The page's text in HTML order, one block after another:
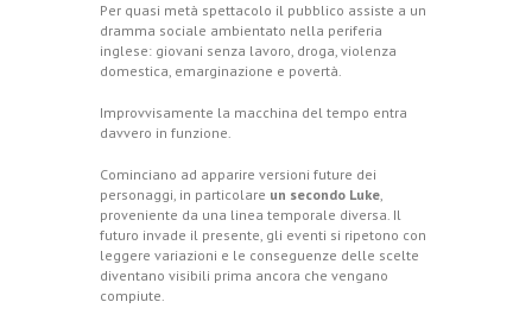
Per quasi metà spettacolo il pubblico assiste a un
dramma sociale ambientato nella periferia
inglese: giovani senza lavoro, droga, violenza
domestica, emarginazione e povertà.
Improvvisamente la macchina del tempo entra
davvero in funzione.
Cominciano ad apparire versioni future dei
personaggi, in particolare un secondo Luke,
proveniente da una linea temporale diversa. Il
futuro invade il presente, gli eventi si ripetono con
leggere variazioni e le conseguenze delle scelte
diventano visibili prima ancora che vengano
compiute.